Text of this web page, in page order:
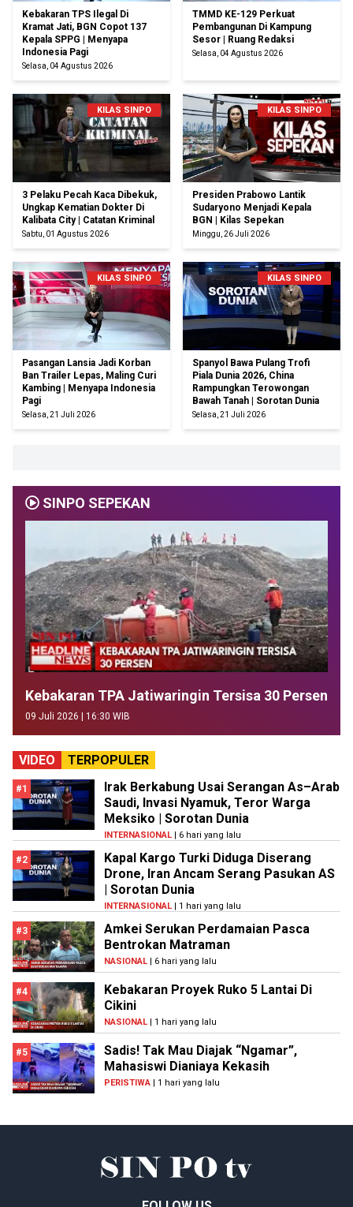
Kebakaran TPS Ilegal Di
Kramat Jati, BGN Copot 137
Kepala SPPG | Menyapa
Indonesia Pagi
Selasa, 04 Agustus 2026
TMMD KE-129 Perkuat
Pembangunan Di Kampung
Sesor | Ruang Redaksi
Selasa, 04 Agustus 2026
KILAS SINPO
3 Pelaku Pecah Kaca Dibekuk,
Ungkap Kematian Dokter Di
Kalibata City | Catatan Kriminal
Sabtu, 01 Agustus 2026
KILAS SINPO
Presiden Prabowo Lantik
Sudaryono Menjadi Kepala
BGN | Kilas Sepekan
Minggu, 26 Juli 2026
KILAS SINPO
Pasangan Lansia Jadi Korban
Ban Trailer Lepas, Maling Curi
Kambing | Menyapa Indonesia
Pagi
Selasa, 21 Juli 2026
KILAS SINPO
Spanyol Bawa Pulang Trofi
Piala Dunia 2026, China
Rampungkan Terowongan
Bawah Tanah | Sorotan Dunia
Selasa, 21 Juli 2026
SINPO SEPEKAN
Kebakaran TPA Jatiwaringin Tersisa 30 Persen
09 Juli 2026 | 16:30 WIB
VIDEO TERPOPULER
#1
Irak Berkabung Usai Serangan As–Arab
Saudi, Invasi Nyamuk, Teror Warga
Meksiko | Sorotan Dunia
INTERNASIONAL | 6 hari yang lalu
#2
Kapal Kargo Turki Diduga Diserang
Drone, Iran Ancam Serang Pasukan AS
| Sorotan Dunia
INTERNASIONAL | 1 hari yang lalu
#3
Amkei Serukan Perdamaian Pasca
Bentrokan Matraman
NASIONAL | 6 hari yang lalu
#4
Kebakaran Proyek Ruko 5 Lantai Di
Cikini
NASIONAL | 1 hari yang lalu
#5
Sadis! Tak Mau Diajak “Ngamar”,
Mahasiswi Dianiaya Kekasih
PERISTIWA | 1 hari yang lalu